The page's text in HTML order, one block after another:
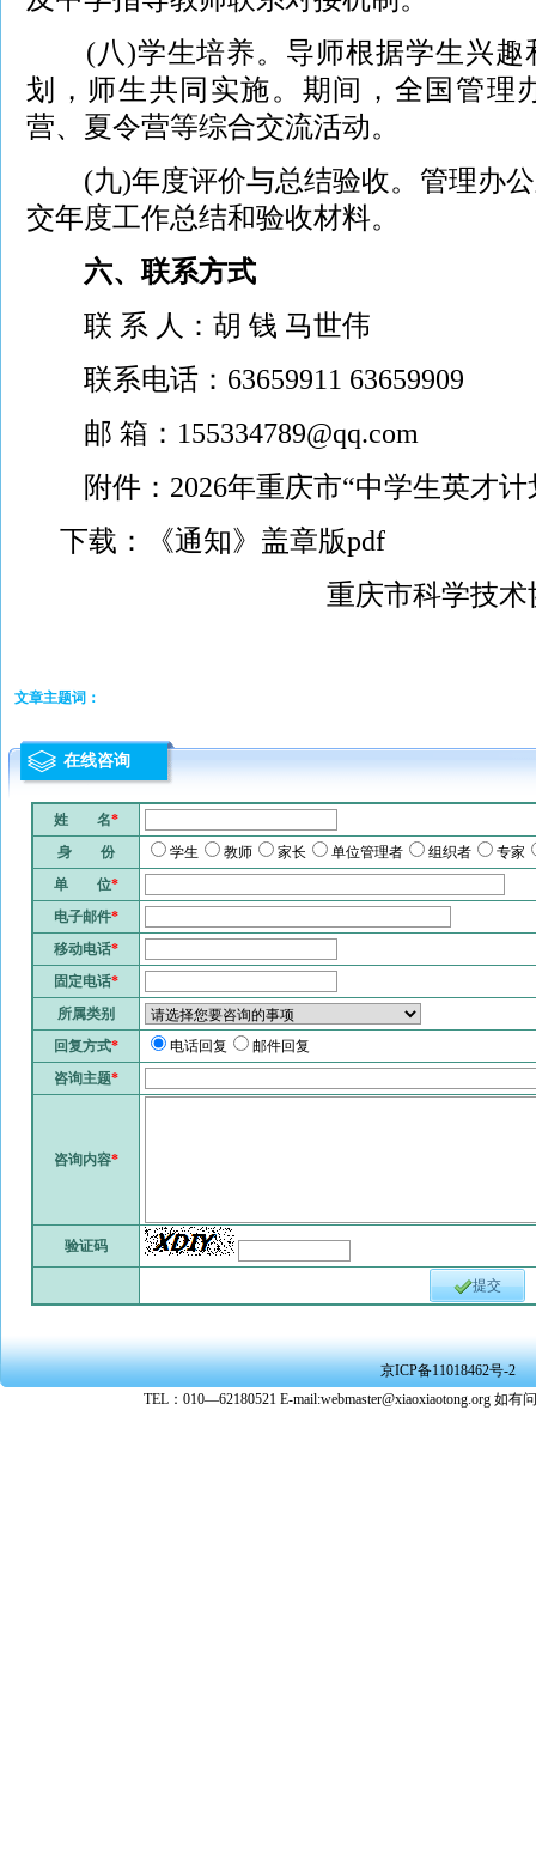
(八)学生培养。导师根据学生兴趣
划，师生共同实施。期间，全国管理
营、夏令营等综合交流活动。
(九)年度评价与总结验收。管理办公
交年度工作总结和验收材料。
六、联系方式
联 系 人：胡 钱 马世伟
联系电话：63659911 63659909
邮 箱：155334789@qq.com
附件： 2026年重庆市“中学生英才
下载：《通知》盖章版pdf
重庆市科学技术
文章主题词：
在线咨询
姓 名*
身 份
学生 教师 家长 单位管理者 组织者
专家
单 位*
电子邮件*
移动电话*
固定电话*
所属类别
回复方式* 电话回复
邮件回复
咨询主题*
咨询内容*
验证码
提交
京ICP备11018462号-2
TEL：010—62180521 E-mail:webmaster@xiaoxiaotong.org 如